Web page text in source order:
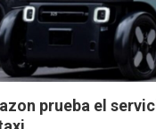
prueba el